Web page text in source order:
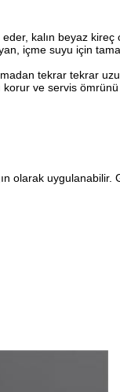
eder, kalın beyaz
içme suyu için
tekrar tekrar
korur ve servis ömrünü
olarak uygulanabilir.